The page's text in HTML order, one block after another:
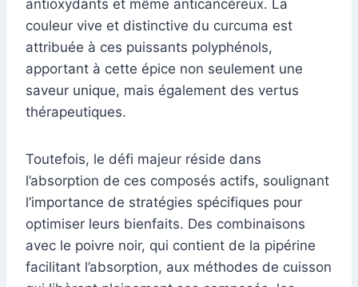
antioxydants et même anticancéreux. La
couleur vive et distinctive du curcuma est
attribuée à ces puissants polyphénols,
apportant à cette épice non seulement une
saveur unique, mais également des vertus
thérapeutiques.
Toutefois, le défi majeur réside dans
l’absorption de ces composés actifs, soulignant
l’importance de stratégies spécifiques pour
optimiser leurs bienfaits. Des combinaisons
avec le poivre noir, qui contient de la pipérine
facilitant l’absorption, aux méthodes de cuisson